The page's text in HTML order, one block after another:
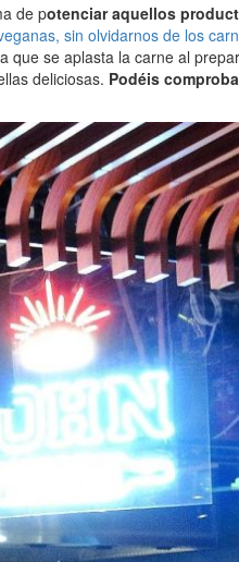
de potenciar aquellos
sin olvidarnos de los
que se aplasta la carne al
deliciosas. Podéis